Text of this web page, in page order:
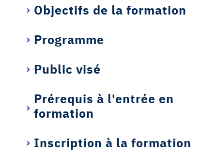
Objectifs de la formation
Programme
Public visé
Prérequis à l'entrée en
formation
Inscription à la formation